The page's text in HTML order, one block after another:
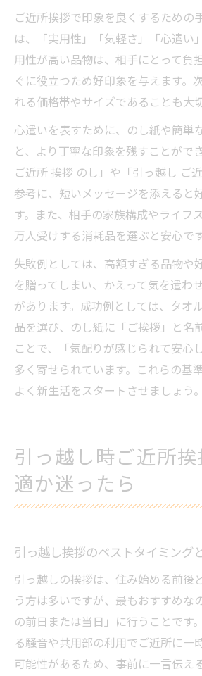
ご近所挨拶で印象を良くするための
は、「実用性」「気軽さ」「心遣い
用性が高い品物は、相手にとって負
ぐに役立つため好印象を与えます。
れる価格帯やサイズであることも大切
心遣いを表すために、のし紙や簡単
と、より丁寧な印象を残すことがで
ご近所 挨拶 のし」や「引っ越し ご
参考に、短いメッセージを添えると
す。また、相手の家族構成やライフ
万人受けする消耗品を選ぶと安心です
失敗例としては、高額すぎる品物や
を贈ってしまい、かえって気を遣わ
があります。成功例としては、タオ
品を選び、のし紙に「ご挨拶」と名
ことで、「気配りが感じられて安心
多く寄せられています。これらの基
よく新生活をスタートさせましょう。
引っ越し時ご近所
適か迷ったら
引っ越し挨拶のベストタイミング
引っ越しの挨拶は、住み始める前後
う方は多いですが、最もおすすめな
の前日または当日」に行うことです
る騒音や共用部の利用でご近所に一
可能性があるため、事前に一言伝え